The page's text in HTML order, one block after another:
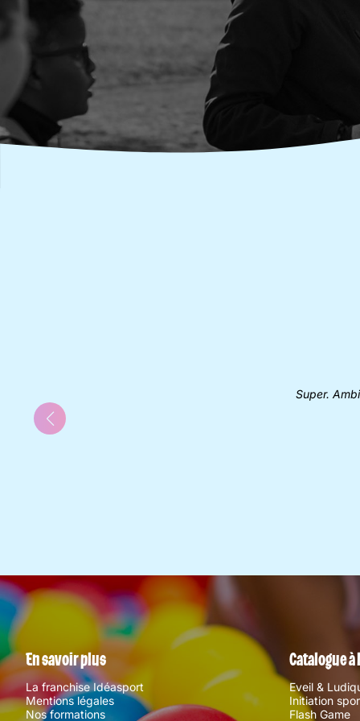
Super.
En savoir plus
La franchise Idéasport
Mentions légales
Nos formations
Catalogue
Eveil &
Initiation
Flash Game